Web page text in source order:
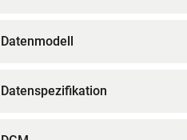
Datenmodell
Datenspezifikation